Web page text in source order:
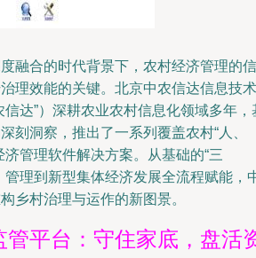
融合的时代背景下，农村经济管理的信
理效能的关键。北京中农信达信息技术
达”）深耕农业农村信息化领域多年，
刻洞察，推出了一系列覆盖农村“人、
管理软件解决方案。从基础的“三
管理到新型集体经济发展全流程赋能，
乡村治理与运作的新图景。
管平台：守住家底，盘活